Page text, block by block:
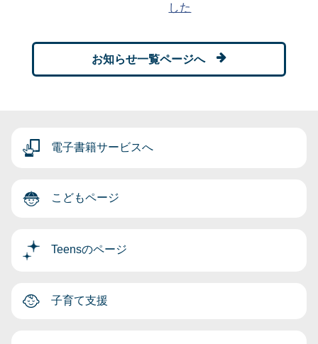
した
お知らせ一覧ページへ
電子書籍サービスへ
こどもページ
Teensのページ
子育て支援